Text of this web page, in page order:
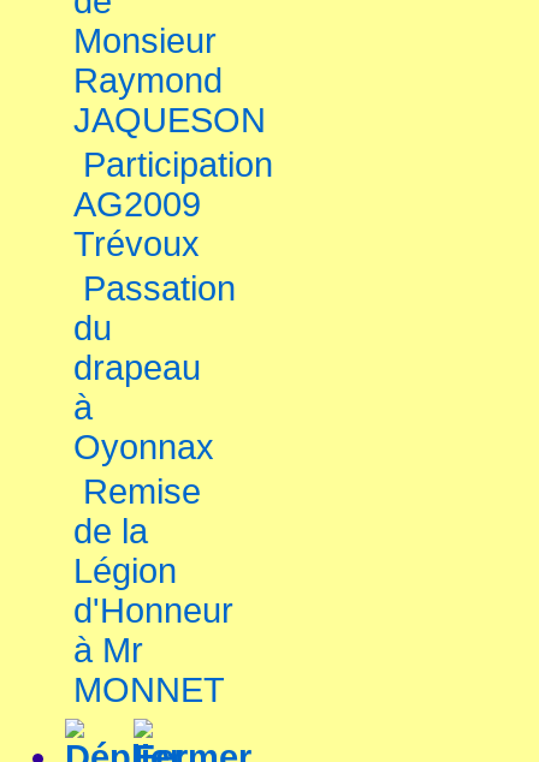
Monsieur
Raymond
JAQUESON
Participation
AG2009
Trévoux
Passation
du
drapeau
à
Oyonnax
Remise
de la
Légion
d'Honneur
à Mr
MONNET